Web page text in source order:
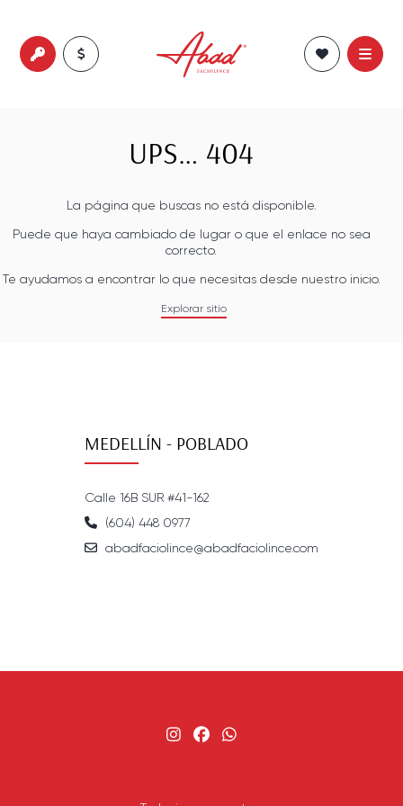
UPS… 404
La página que buscas no está disponible.
Puede que haya cambiado de lugar o que el enlace no sea
correcto.
Te ayudamos a encontrar lo que necesitas desde nuestro inicio.
Explorar sitio
MEDELLÍN - POBLADO
Calle 16B SUR #41-162
(604) 448 0977
abadfaciolince@abadfaciolince.com